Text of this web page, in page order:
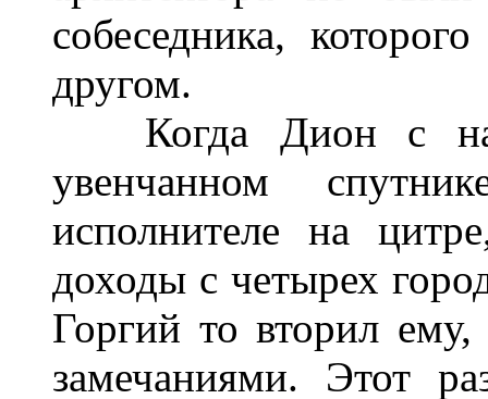
собеседника,
другом.
Когда Дион с
увенчанном
исполнителе на
доходы с четырех
Горгий то вторил
замечаниями. Этот